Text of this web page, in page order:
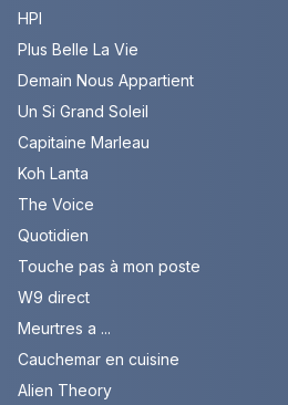
HPI
Plus Belle La Vie
Demain Nous Appartient
Un Si Grand Soleil
Capitaine Marleau
Koh Lanta
The Voice
Quotidien
Touche pas à mon poste
W9 direct
Meurtres a ...
Cauchemar en cuisine
Alien Theory